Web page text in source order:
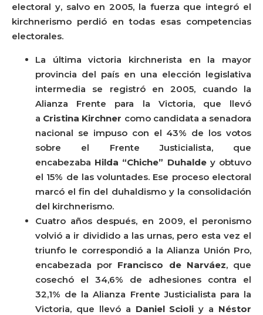
electoral y, salvo en 2005, la fuerza que integró el
kirchnerismo perdió en todas esas competencias
electorales.
La última victoria kirchnerista en la mayor
provincia del país en una elección legislativa
intermedia se registró en 2005, cuando la
Alianza Frente para la Victoria, que llevó
a Cristina Kirchner como candidata a senadora
nacional se impuso con el 43% de los votos
sobre el Frente Justicialista, que
encabezaba Hilda “Chiche” Duhaldey obtuvo
el 15% de las voluntades. Ese proceso electoral
marcó el fin del duhaldismo y la consolidación
del kirchnerismo.
Cuatro años después, en 2009, el peronismo
volvió a ir dividido a las urnas, pero esta vez el
triunfo le correspondió a la Alianza Unión Pro,
encabezada por Francisco de Narváez, que
cosechó el 34,6% de adhesiones contra el
32,1% de la Alianza Frente Justicialista para la
Victoria, que llevó a Daniel Scioli y a Néstor